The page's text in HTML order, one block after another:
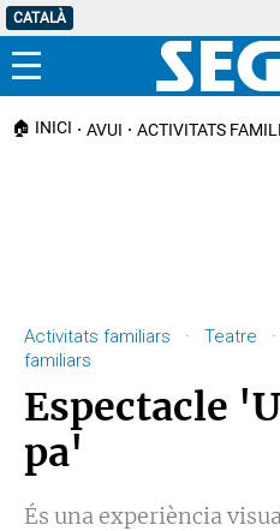
CATALÀ
Menú
🏠 INICI AVUI ACTIVITATS
Activitats familiars · Teatre
familiars
Espectacle
pa'
És una experiència